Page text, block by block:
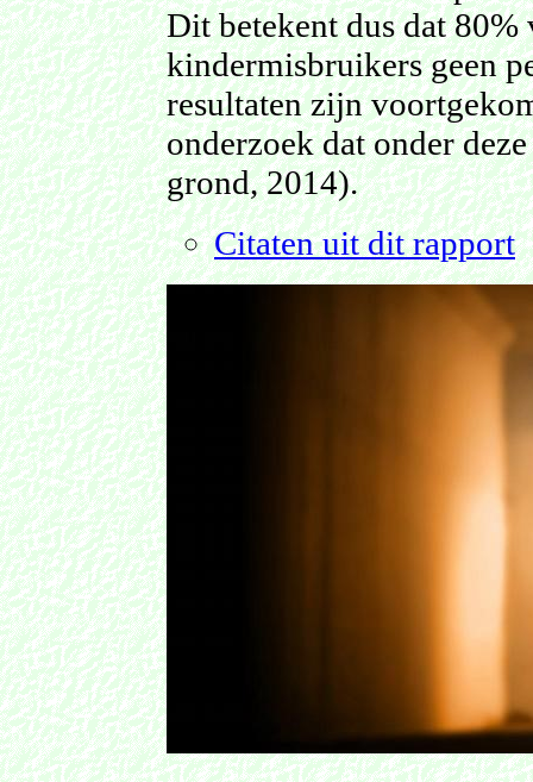
Dit betekent dus dat 80%
kindermisbruikers geen
resultaten zijn
onderzoek dat onder
grond, 2014).
Citaten uit dit rapport